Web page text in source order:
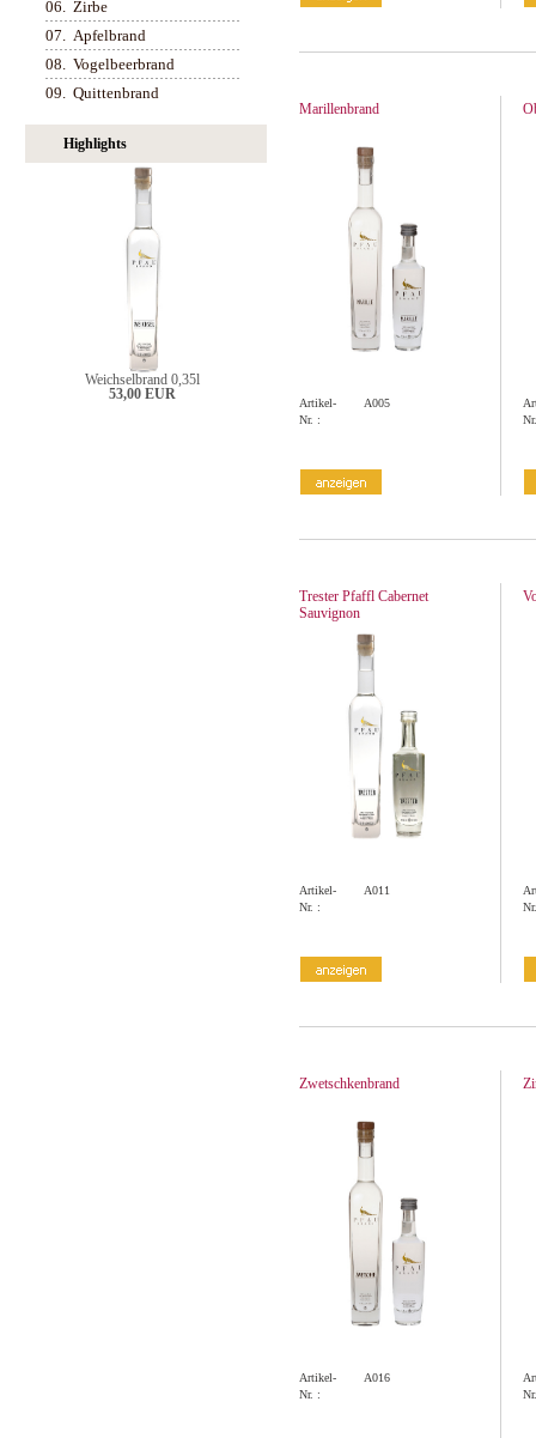
06. Zirbe
07. Apfelbrand
08. Vogelbeerbrand
09. Quittenbrand
Highlights
Weichselbrand 0,35l
53,00 EUR
Marillenbrand
Artikel-
Nr. :
A005
Trester Pfaffl Cabernet
Sauvignon
Artikel-
Nr. :
A011
Zwetschkenbrand
Artikel-
Nr. :
A016